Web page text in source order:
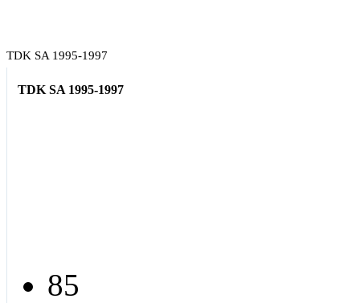
TDK SA 1995-1997
TDK SA 1995-1997
85